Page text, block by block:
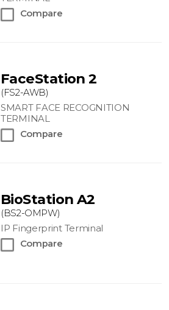
Compare
FaceStation 2
(FS2-AWB)
SMART FACE RECOGNITION
TERMINAL
Compare
BioStation A2
(BS2-OMPW)
IP Fingerprint Terminal
Compare